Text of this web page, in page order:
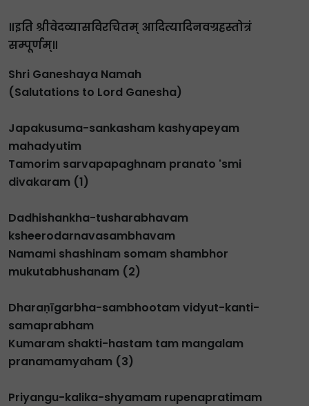
॥इति श्रीवेदव्यासविरचितम् आदित्यादिनवग्रहस्तोत्रं
सम्पूर्णम्॥
Shri Ganeshaya Namah
(Salutations to Lord Ganesha)
Japakusuma-sankasham kashyapeyam
mahadyutim
Tamorim sarvapapaghnam pranato 'smi
divakaram (1)
Dadhishankha-tusharabhavam
ksheerodarnavasambhavam
Namami shashinam somam shambhor
mukutabhushanam (2)
Dharaṇīgarbha-sambhootam vidyut-kanti-
samaprabham
Kumaram shakti-hastam tam mangalam
pranamamyaham (3)
Priyangu-kalika-shyamam rupenapratimam